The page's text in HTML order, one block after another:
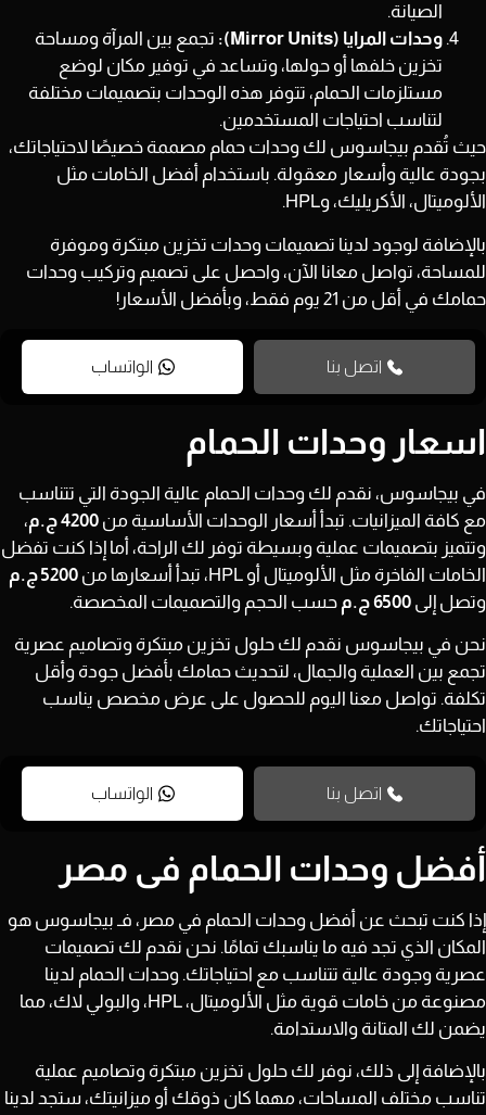
الصيانة.
وحدات المرايا (Mirror Units):
تجمع بين المرآة ومساحة
تخزين خلفها أو حولها، وتساعد في توفير مكان لوضع
مستلزمات الحمام، تتوفر هذه الوحدات بتصميمات مختلفة
لتناسب احتياجات المستخدمين.
حيث تُقدم بيجاسوس لك وحدات حمام مصممة خصيصًا لاحتياجاتك،
بجودة عالية وأسعار معقولة. باستخدام أفضل الخامات مثل
الألوميتال، الأكريليك، وHPL.
بالإضافة لوجود لدينا تصميمات وحدات تخزين مبتكرة وموفرة
للمساحة، تواصل معانا الآن، واحصل على تصميم وتركيب وحدات
حمامك في أقل من 21 يوم فقط، وبأفضل الأسعار!
اتصل بنا الواتساب
اسعار وحدات الحمام
في بيجاسوس، نقدم لك وحدات الحمام عالية الجودة التي تتناسب
مع كافة الميزانيات. تبدأ أسعار الوحدات الأساسية من 4200 ج.م
،
وتتميز بتصميمات عملية وبسيطة توفر لك الراحة، أما إذا كنت تفضل
الخامات الفاخرة مثل الألوميتال أو HPL، تبدأ أسعارها من
وتصل إلى 6500 ج.م حسب الحجم والتصميمات المخصصة.
نحن في بيجاسوس نقدم لك حلول تخزين مبتكرة وتصاميم عصرية
تجمع بين العملية والجمال، لتحديث حمامك بأفضل جودة وأقل
تكلفة. تواصل معنا اليوم للحصول على عرض مخصص يناسب
احتياجاتك.
اتصل بنا الواتساب
أفضل وحدات الحمام فى مصر
إذا كنت تبحث عن أفضل وحدات الحمام في مصر، فـ بيجاسوس هو
المكان الذي تجد فيه ما يناسبك تمامًا. نحن نقدم لك تصميمات
عصرية وجودة عالية تتناسب مع احتياجاتك. وحدات الحمام لدينا
مصنوعة من خامات قوية مثل الألوميتال، HPL، والبولي لاك، مما
يضمن لك المتانة والاستدامة.
بالإضافة إلى ذلك، نوفر لك حلول تخزين مبتكرة وتصاميم عملية
تناسب مختلف المساحات، مهما كان ذوقك أو ميزانيتك، ستجد لدينا